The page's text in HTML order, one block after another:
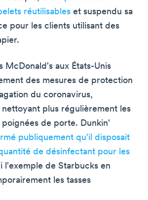
réutilisables et suspendu sa
pour les clients utilisant des
McDonald's aux États-Unis
des mesures de protection
du coronavirus,
nettoyant plus régulièrement les
de porte. Dunkin'
publiquement qu'il disposait
de désinfectant pour les
l'exemple de Starbucks en
les tasses